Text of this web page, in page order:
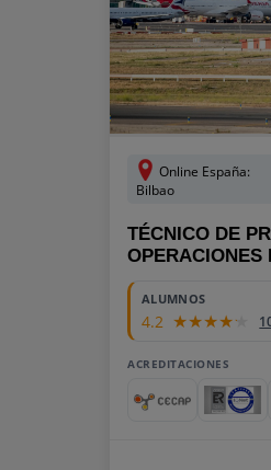
Online España:
Bilbao
TÉCNICO DE
OPERACIONES
ALUMNOS
4.2
ACREDITACIONES